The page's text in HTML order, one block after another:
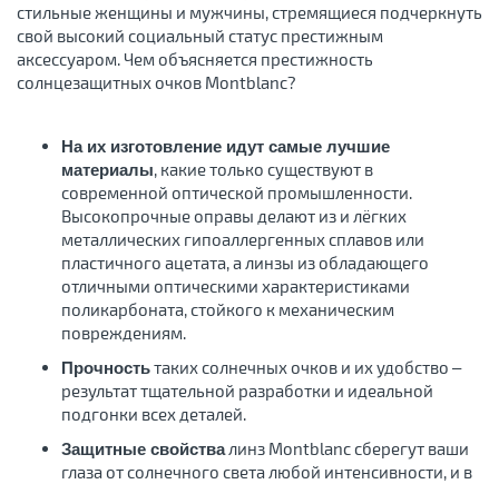
стильные женщины и мужчины, стремящиеся подчеркнуть
свой высокий социальный статус престижным
аксессуаром. Чем объясняется престижность
солнцезащитных очков Montblanc?
На их изготовление идут самые лучшие
материалы, какие только существуют в
современной оптической промышленности.
Высокопрочные оправы делают из и лёгких
металлических гипоаллергенных сплавов или
пластичного ацетата, а линзы из обладающего
отличными оптическими характеристиками
поликарбоната, стойкого к механическим
повреждениям.
Прочностьтаких солнечных очков и их удобство –
результат тщательной разработки и идеальной
подгонки всех деталей.
Защитные свойствалинз Montblanc сберегут ваши
глаза от солнечного света любой интенсивности, и в